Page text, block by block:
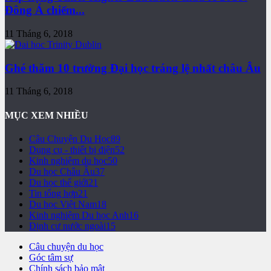
Đông Á chiếm...
11 Tháng 6, 2018
Ghé thăm 10 trường Đại học tráng lệ nhất châu Âu
11 Tháng 6, 2018
MỤC XEM NHIỀU
Câu Chuyện Du Học89
Dụng cụ - thiết bị điện52
Kinh nghiệm du học50
Du học Châu Âu37
Du học thế giới21
Tin tổng hợp21
Du học Việt Nam18
Kinh nghiệm Du học Anh16
Định cư nước ngoài15
Câu chuyện du học
Góc tâm sự
Chính sách bảo mật